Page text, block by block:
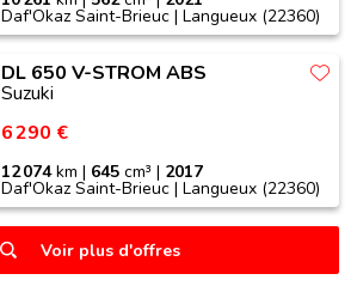
Daf'Okaz Saint-Brieuc | Langueux (22360)
DL 650 V-STROM ABS
Suzuki
6 290 €
12 074km | 645 cm³ | 2017
Daf'Okaz Saint-Brieuc | Langueux (22360)
Voir plus d'offres